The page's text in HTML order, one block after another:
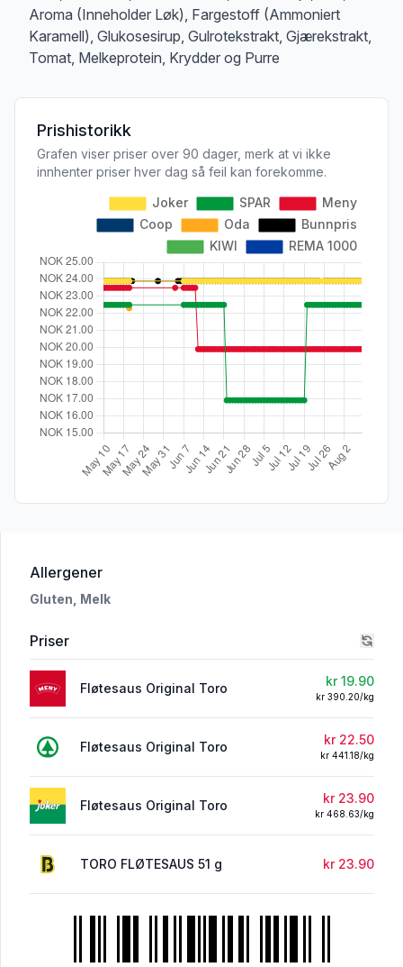
Aroma (Inneholder Løk), Fargestoff (Ammoniert
Karamell), Glukosesirup, Gulrotekstrakt, Gjærekstrakt,
Tomat, Melkeprotein, Krydder og Purre
Prishistorikk
Grafen viser priser over 90 dager, merk at vi ikke
innhenter priser hver dag så feil kan forekomme.
Allergeneri 'FLØTESAUS'
Gluten, Melk
Priser
Fløtesaus Original Toro kr 19.90
kr 390.20/kg
Fløtesaus Original Toro kr 22.50
kr 441.18/kg
Fløtesaus Original Toro kr 23.90
kr 468.63/kg
TORO FLØTESAUS 51 g kr 23.90